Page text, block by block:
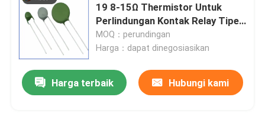
19 8-15Ω Thermistor Untuk
Perlindungan Kontak Relay Tipe
PTC Thermistor Multi-Purpose
Heat-Resista
MOQ：perundingan
Harga：dapat dinegosiasikan
Harga terbaik Hubungi kami